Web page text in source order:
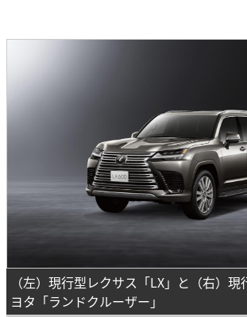
（左）現行型レクサス「LX」と（右）現
ヨタ「ランドクルーザー」